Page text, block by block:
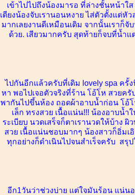
เข้าไปไปถึงน้องมารอ ที่ล่างชั้นหน้าใ
เตียงน้องจับเรานอนหงาย ไส่ตัวตั้งแต่หั
มากเลยงานดีเหมือนเดิม จากนั้นเราก็
ด้วย. เสียวมากครับ สุดท้ายก็จบที่น้ำ
ไปกันอีกแล้วครับที่เดิม lovely spa ครั้
หา พอไปเจอตัวจริงที่ร้าน โอ้โห สวยค
พากันไปขึ้นห้อง ถอดผ้าอาบน้ำก่อน โอ้
เล็ก ทรงสวย เนื้อแน่น!!! น้องอาบน้
ระเบียบ นวดเสร็จก็ตาเรานวดให้บ้าง
สวย เนื้อแน่นชอบมากๆ น้องสาวก็อิ่มเ
ทุกอย่างก็ดำเนินไปจนสำเร็จครับ สรุ
อีก1วันว่าช่วงบ่าย แต่ใจมันร้อน แน่น